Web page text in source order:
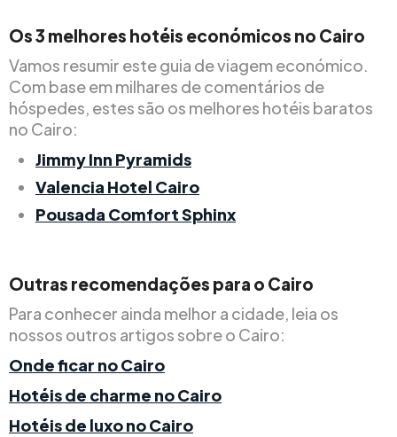
Os 3 melhores hotéis económicos no Cairo
Vamos resumir este guia de viagem económico.
Com base em milhares de comentários de
hóspedes, estes são os melhores hotéis baratos
no Cairo:
Jimmy Inn Pyramids
Valencia Hotel Cairo
Pousada Comfort Sphinx
Outras recomendações para o Cairo
Para conhecer ainda melhor a cidade, leia os
nossos outros artigos sobre o Cairo:
Onde ficar no Cairo
Hotéis de charme no Cairo
Hotéis de luxo no Cairo